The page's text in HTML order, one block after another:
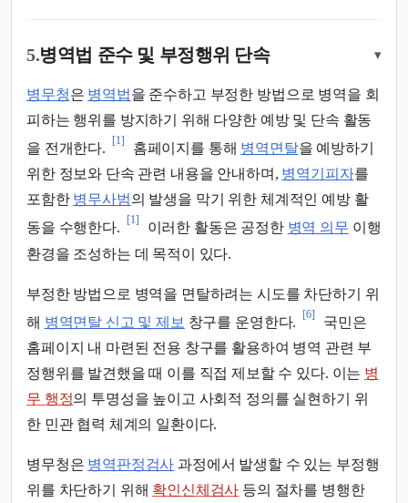
5.병역법 준수 및 부정행위 단속 ▾
병무청은 병역법을 준수하고 부정한 방법으로 병역을 회
피하는 행위를 방지하기 위해 다양한 예방 및 단속 활동
을 전개한다.
[1]
홈페이지를 통해 병역면탈을 예방하기
위한 정보와 단속 관련 내용을 안내하며, 병역기피자를
포함한 병무사범의 발생을 막기 위한 체계적인 예방 활
동을 수행한다.
[1]
이러한 활동은 공정한 병역 의무 이행
환경을 조성하는 데 목적이 있다.
부정한 방법으로 병역을 면탈하려는 시도를 차단하기 위
해 병역면탈 신고 및 제보 창구를 운영한다.
[6]
국민은
홈페이지 내 마련된 전용 창구를 활용하여 병역 관련 부
정행위를 발견했을 때 이를 직접 제보할 수 있다. 이는 병
무 행정의 투명성을 높이고 사회적 정의를 실현하기 위
한 민관 협력 체계의 일환이다.
병무청은 병역판정검사 과정에서 발생할 수 있는 부정행
위를 차단하기 위해 확인신체검사 등의 절차를 병행한